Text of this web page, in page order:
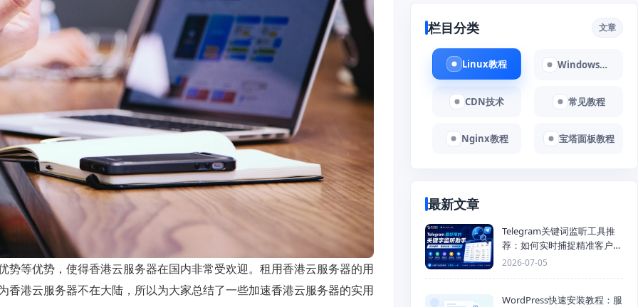
等优势，使得香港云服务器在国内非常受欢迎。租用香港云服务器的用
港云服务器不在大陆，所以为大家总结了一些加速香港云服务器的实用
栏目分类 文章
Linux教程 Windows教程
CDN技术 常见教程
Nginx教程 宝塔面板教程
最新文章
Telegram关键词监听工具推
荐：如何实时捕捉精准客户，
提高获客效率？
2026-07-05
WordPress快速安装教程：服